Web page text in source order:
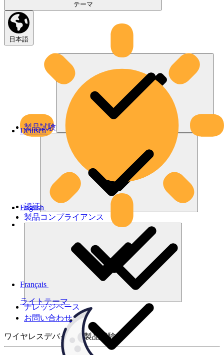
テーマ
ライトテーマ
日本語
Deutsch
English
Français
製品試験
認証
製品コンプライアンス
ナレッジベース
お問い合わせ
ワイヤレスデバイスの製品試験